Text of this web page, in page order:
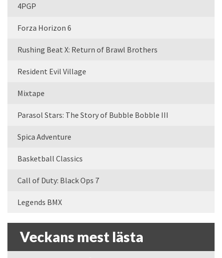
4PGP
Forza Horizon 6
Rushing Beat X: Return of Brawl Brothers
Resident Evil Village
Mixtape
Parasol Stars: The Story of Bubble Bobble III
Spica Adventure
Basketball Classics
Call of Duty: Black Ops 7
Legends BMX
Veckans mest lästa